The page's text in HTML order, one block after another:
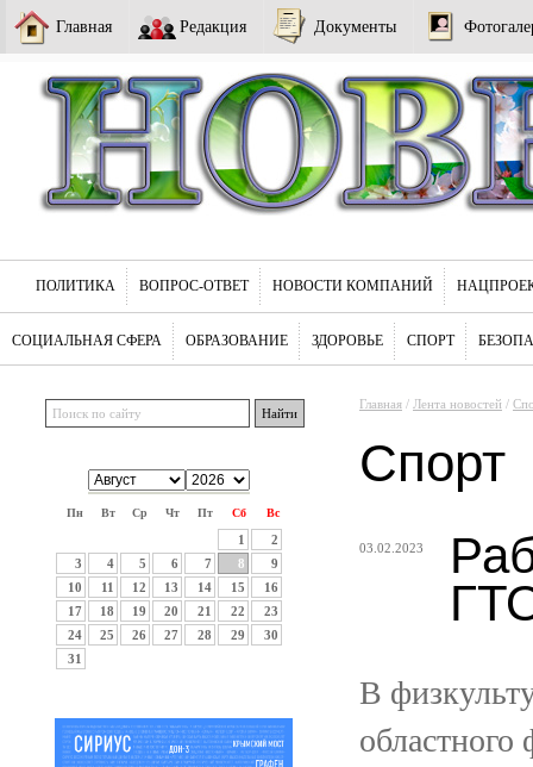
Главная Редакция Документы
ПОЛИТИКА ВОПРОС-ОТВЕТ НОВОСТИ КОМПАНИЙ
СОЦИАЛЬНАЯ СФЕРА ОБРАЗОВАНИЕ ЗДОРОВЬЕ СПОРТ
Пн Вт Ср Чт Пт Сб Вс
1
2
3
4 5 6 7 8
9
10
11 12 13 14 15
16
17
18 19 20 21 22
23
24
25 26 27 28 29
30
31
Главная / Лента новостей /
Спорт
03.02.2023
В